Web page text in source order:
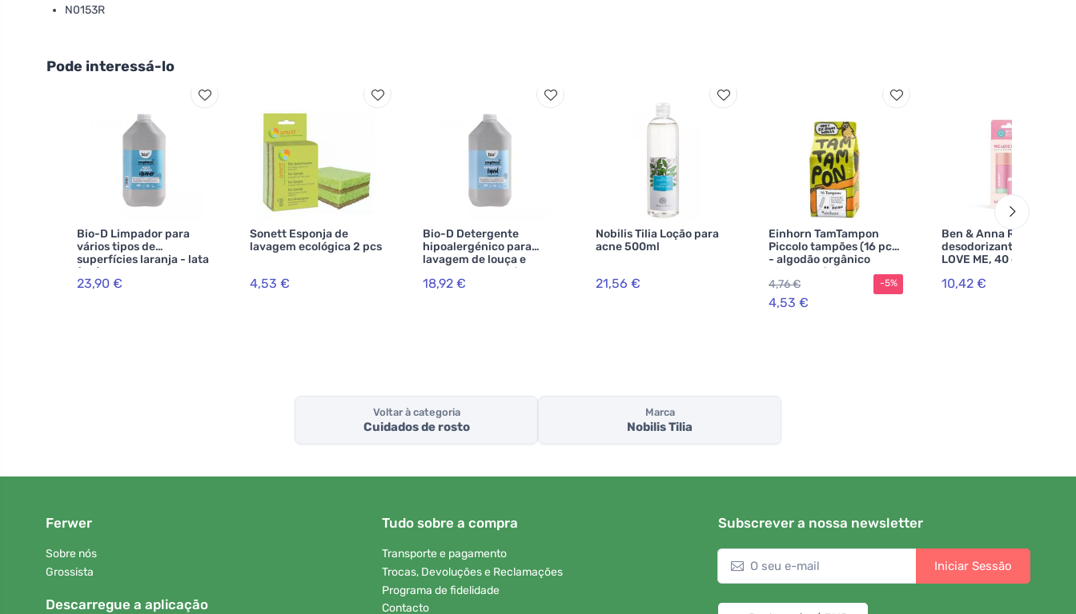
N0153R
Pode interessá-lo
Bio-D Limpador para
vários tipos de
superfícies laranja - lata
(5 L)
23,90 €
Sonett Esponja de
lavagem ecológica 2 pcs
4,53 €
Bio-D Detergente
hipoalergénico para
lavagem de louça e
artigos para bebés - lata
(5 L)
18,92 €
Nobilis Tilia Loção para
acne 500ml
21,56 €
Einhorn TamTampon
Piccolo tampões (16 pcs)
- algodão orgânico
hipoalergénico
4,76 €
4,53 €
-5%
Ben & Anna Recarga de
desodorizante em stick
LOVE ME, 40 g
10,42 €
Voltar à categoria
Cuidados de rosto
Marca
Nobilis Tilia
Ferwer
Sobre nós
Grossista
Descarregue a aplicação
Tudo sobre a compra
Transporte e pagamento
Trocas, Devoluções e Reclamações
Programa de fidelidade
Contacto
Subscrever a nossa newsletter
Iniciar Sessão